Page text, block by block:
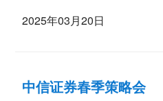
2025年03月20日
中信证券春季策略会